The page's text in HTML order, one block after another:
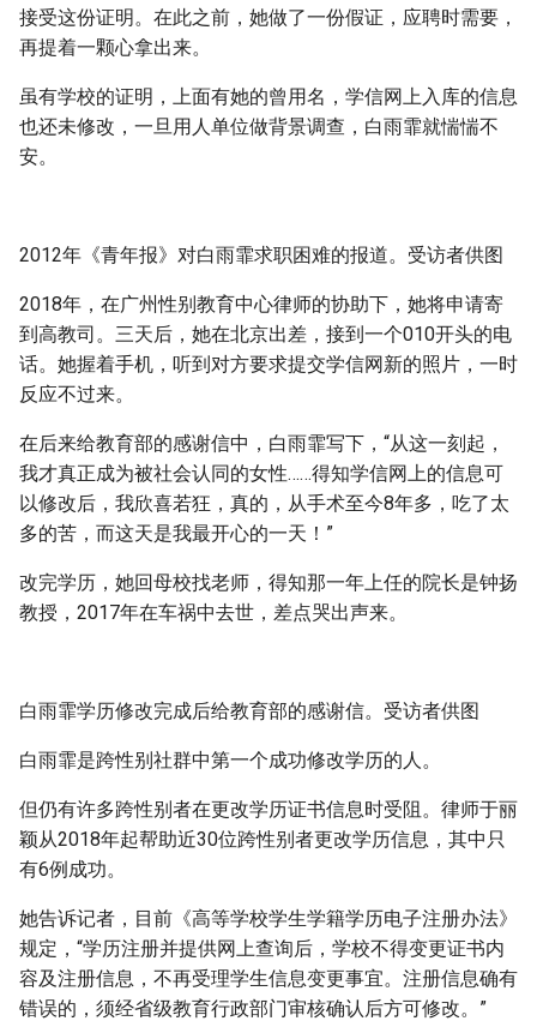
接受这份证明。在此之前，她做了一份假证，应聘时需要，
再提着一颗心拿出来。
虽有学校的证明，上面有她的曾用名，学信网上入库的信息
也还未修改，一旦用人单位做背景调查，白雨霏就惴惴不
安。
2012年《青年报》对白雨霏求职困难的报道。受访者供图
2018年，在广州性别教育中心律师的协助下，她将申请寄
到高教司。三天后，她在北京出差，接到一个010开头的电
话。她握着手机，听到对方要求提交学信网新的照片，一时
反应不过来。
在后来给教育部的感谢信中，白雨霏写下，“从这一刻起，
我才真正成为被社会认同的女性……得知学信网上的信息可
以修改后，我欣喜若狂，真的，从手术至今8年多，吃了太
多的苦，而这天是我最开心的一天！”
改完学历，她回母校找老师，得知那一年上任的院长是钟扬
教授，2017年在车祸中去世，差点哭出声来。
白雨霏学历修改完成后给教育部的感谢信。受访者供图
白雨霏是跨性别社群中第一个成功修改学历的人。
但仍有许多跨性别者在更改学历证书信息时受阻。律师于丽
颖从2018年起帮助近30位跨性别者更改学历信息，其中只
有6例成功。
她告诉记者，目前《高等学校学生学籍学历电子注册办法》
规定，“学历注册并提供网上查询后，学校不得变更证书内
容及注册信息，不再受理学生信息变更事宜。注册信息确有
错误的，须经省级教育行政部门审核确认后方可修改。”